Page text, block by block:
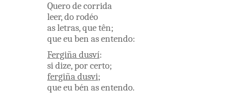
Querodecorrida
leer,dorodéo
asletras,quetên;
queeuben asentendo:
Fergiñadusví:
sidize,porcerto;
fergiñadusvi;
queeubén asentendo.